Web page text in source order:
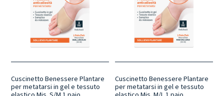
Cuscinetto Benessere Plantare
per metatarsi in gel e tessuto
Cuscinetto Benessere Plantare
per metatarsi in gel e tessuto